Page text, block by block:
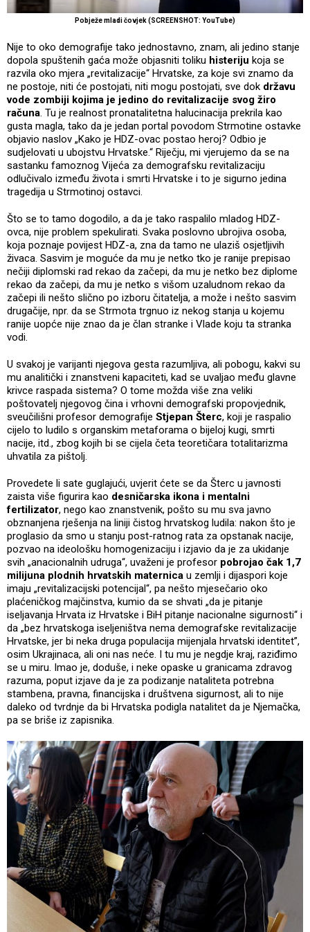
Pobježe mladi čovjek (SCREENSHOT: YouTube)
Nije to oko demografije tako jednostavno, znam, ali jedino stanje
dopola spuštenih gaća može objasniti toliku histeriju koja se
razvila oko mjera „revitalizacije“ Hrvatske, za koje svi znamo da
ne postoje, niti će postojati, niti mogu postojati, sve dok državu
vode zombiji kojima je jedino do revitalizacije svog žiro
računa. Tu je realnost pronatalitetna halucinacija prekrila kao
gusta magla, tako da je jedan portal povodom Strmotine ostavke
objavio naslov „Kako je HDZ-ovac postao heroj? Odbio je
sudjelovati u ubojstvu Hrvatske.“ Riječju, mi vjerujemo da se na
sastanku famoznog Vijeća za demografsku revitalizaciju
odlučivalo između života i smrti Hrvatske i to je sigurno jedina
tragedija u Strmotinoj ostavci.
Što se to tamo dogodilo, a da je tako raspalilo mladog HDZ-
ovca, nije problem spekulirati. Svaka poslovno ubrojiva osoba,
koja poznaje povijest HDZ-a, zna da tamo ne ulaziš osjetljivih
živaca. Sasvim je moguće da mu je netko tko je ranije prepisao
nečiji diplomski rad rekao da začepi, da mu je netko bez diplome
rekao da začepi, da mu je netko s višom uzaludnom rekao da
začepi ili nešto slično po izboru čitatelja, a može i nešto sasvim
drugačije, npr. da se Strmota trgnuo iz nekog stanja u kojemu
ranije uopće nije znao da je član stranke i Vlade koju ta stranka
vodi.
U svakoj je varijanti njegova gesta razumljiva, ali pobogu, kakvi su
mu analitički i znanstveni kapaciteti, kad se uvaljao među glavne
krivce raspada sistema? O tome možda više zna veliki
poštovatelj njegovog čina i vrhovni demografski propovjednik,
sveučilišni profesor demografije Stjepan Šterc, koji je raspalio
cijelo to ludilo s organskim metaforama o bijeloj kugi, smrti
nacije, itd., zbog kojih bi se cijela četa teoretičara totalitarizma
uhvatila za pištolj.
Provedete li sate guglajući, uvjerit ćete se da Šterc u javnosti
zaista više figurira kao desničarska ikona i mentalni
fertilizator, nego kao znanstvenik, pošto su mu sva javno
obznanjena rješenja na liniji čistog hrvatskog ludila: nakon što je
proglasio da smo u stanju post-ratnog rata za opstanak nacije,
pozvao na ideološku homogenizaciju i izjavio da je za ukidanje
svih „anacionalnih udruga“, uvaženi je profesor pobrojao čak 1,7
milijuna plodnih hrvatskih maternica u zemlji i dijaspori koje
imaju „revitalizacijski potencijal“, pa nešto mjesečario oko
plaćeničkog majčinstva, kumio da se shvati „da je pitanje
iseljavanja Hrvata iz Hrvatske i BiH pitanje nacionalne sigurnosti“ i
da „bez hrvatskoga iseljeništva nema demografske revitalizacije
Hrvatske, jer bi neka druga populacija mijenjala hrvatski identitet”,
osim Ukrajinaca, ali oni nas neće. I tu mu je negdje kraj, raziđimo
se u miru. Imao je, doduše, i neke opaske u granicama zdravog
razuma, poput izjave da je za podizanje nataliteta potrebna
stambena, pravna, financijska i društvena sigurnost, ali to nije
daleko od tvrdnje da bi Hrvatska podigla natalitet da je Njemačka,
pa se briše iz zapisnika.